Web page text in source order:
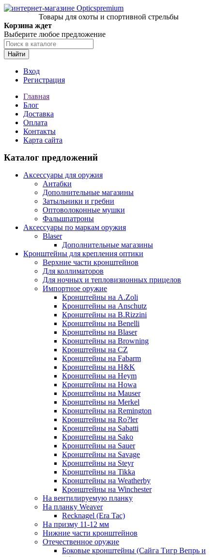
Товары для охоты и спортивной стрельбы
Корзина ждет
Выберите любое предложение
Найти
Вход
Регистрация
Главная
Блог
Доставка
Оплата
Контакты
Карта сайта
Каталог предложений
Аксессуары для оружия
Антабки
Дополнительные магазины
Затыльники и гребни
Оптоволоконные мушки
Фальшпатроны
Аксессуары по маркам оружия
Blaser
Дополнительные магазины
Кронштейны для крепления оптики
Верхние части кронштейнов
Для коллиматоров
Для ночных и тепловизионных прицелов
Импортное оружие
Кронштейны на A.Zoli
Кронштейны на Anschutz
Кронштейны на B.Rizzini
Кронштейны на Benelli
Кронштейны на Blaser
Кронштейны на Browning
Кронштейны на CZ
Кронштейны на Fabarm
Кронштейны на H&K
Кронштейны на Heym
Кронштейны на Howa
Кронштейны на Mauser
Кронштейны на Merkel
Кронштейны на Remington
Кронштейны на Ro?ler
Кронштейны на Sabatti
Кронштейны на Sako
Кронштейны на Sauer
Кронштейны на Savage
Кронштейны на Steyr
Кронштейны на Tikka
Кронштейны на Weatherby
Кронштейны на Winchester
На вентилируемую планку
На планку Weaver
Recknagel (Era Tac)
На призму 11-12 мм
Нижние части кронштейнов
Отечественное оружие
Боковые кронштейны (Сайга Тигр Вепрь и